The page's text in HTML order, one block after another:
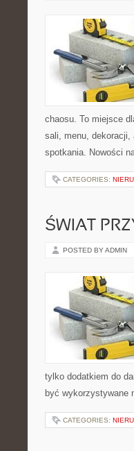
chaosu. To miejsce
sali, menu, dekoracji,
spotkania. Nowości
CATEGORIES:
ŚWIAT
POSTED BY ADMIN
tylko dodatkiem do
być wykorzystywane
CATEGORIES: